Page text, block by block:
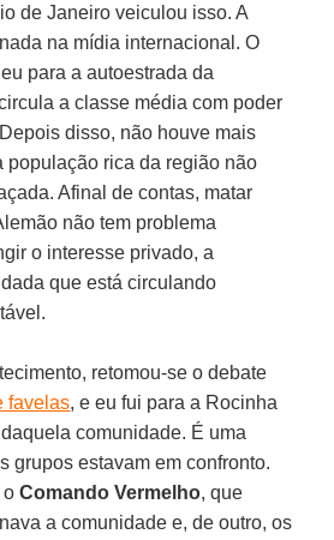
de Janeiro veiculou isso. A
na mídia internacional. O
para a autoestrada da
a classe média com poder
disso, não houve mais
população rica da região não
Afinal de contas, matar
não tem problema
o interesse privado, a
que está circulando
retomou-se o debate
favelas, e eu fui para a Rocinha
comunidade. É uma
grupos estavam em confronto.
oComando Vermelho, que
a comunidade e, de outro, os